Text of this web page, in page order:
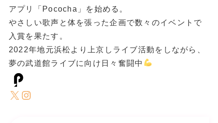
アプリ「Pococha」を始める。
やさしい歌声と体を張った企画で数々のイベントで
入賞を果たす。
2022年地元浜松より上京しライブ活動をしながら、
夢の武道館ライブに向け日々奮闘中
X Instagram